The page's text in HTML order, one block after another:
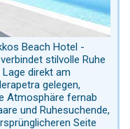
Beach Hotel -
stilvolle Ruhe
direkt am
gelegen,
Atmosphäre fernab
und Ruhesuchende,
Seite